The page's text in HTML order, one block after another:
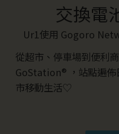
交換電
Ur1使用 Gogoro
從超市、停車場到便利
GoStation® ，站點遍佈
市移動生活♡